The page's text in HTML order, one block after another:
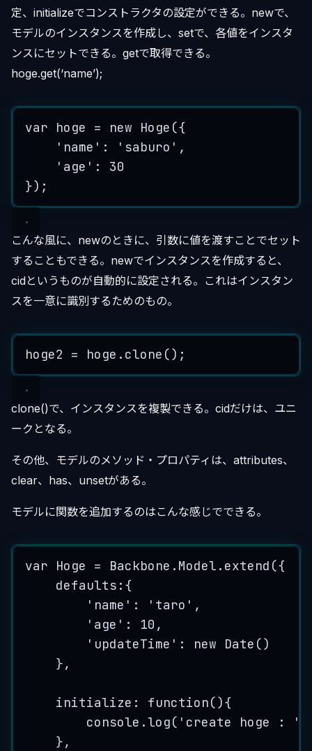
定、initializeでコンストラクタの設定ができる。newで、
モデルのインスタンスを作成し、setで、各値をインスタ
ンスにセットできる。getで取得できる。
hoge.get(‘name’);
var hoge = new Hoge ({
' name ' : ' saburo ' ,
' age ' :
30
});
こんな風に、newのときに、引数に値を渡すことでセット
することもできる。newでインスタンスを作成すると、
cidというものが自動的に設定される。これはインスタン
スを一意に識別するためのもの。
hoge2 = hoge . clone ();
clone()で、インスタンスを複製できる。cidだけは、ユニ
ークとなる。
その他、モデルのメソッド・プロパティは、attributes、
clear、has、unsetがある。
モデルに関数を追加するのはこんな感じでできる。
var Hoge = Backbone . Model . extend ({
defaults :{
' name ' : ' taro ' ,
' age ' : 10 ,
' updateTime ' : new Date ()
},
initialize : function(){
console .log( ' create hoge : '
},